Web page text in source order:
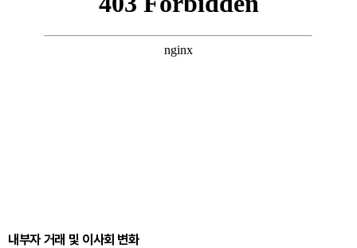
내부자 거래 및 이사회 변화